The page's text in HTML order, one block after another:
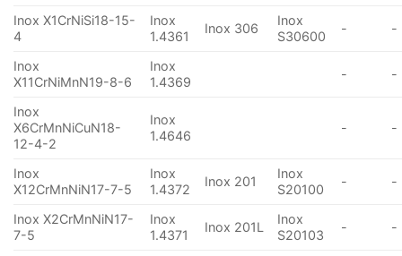
Inox X1CrNiSi18-15-
4
Inox
1.4361
Inox 306
Inox
S30600
- -
Inox
X11CrNiMnN19-8-6
Inox
1.4369
- -
Inox
X6CrMnNiCuN18-
12-4-2
Inox
1.4646
- -
Inox
X12CrMnNiN17-7-5
Inox
1.4372
Inox 201
Inox
S20100
- -
Inox X2CrMnNiN17-
7-5
Inox
1.4371
Inox 201L
Inox
S20103
- -